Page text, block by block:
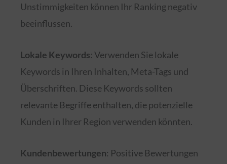
Unstimmigkeiten können Ihr Ranking negativ
beeinflussen.
Lokale Keywords: Verwenden Sie lokale
Keywords in Ihren Inhalten, Meta-Tags und
Überschriften. Diese Keywords sollten
relevante Begriffe enthalten, die potenzielle
Kunden in Ihrer Region verwenden könnten.
Kundenbewertungen: Positive Bewertungen